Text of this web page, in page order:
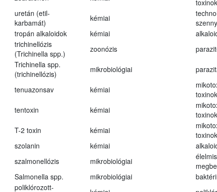
toxinok
uretán (etil-
karbamát)
kémiai
tropán alkaloidok
kémiai
trichinellózis
(Trichinella spp.)
zoonózis
Trichinella spp.
(trichinellózis)
mikrobiológiai
tenuazonsav kémiai
toxinok
tentoxin
kémiai
toxinok
T-2 toxin
kémiai
toxinok
szolanin
kémiai
szalmonellózis
mikrobiológiai
Salmonella spp.
mikrobiológiai
poliklórozott-